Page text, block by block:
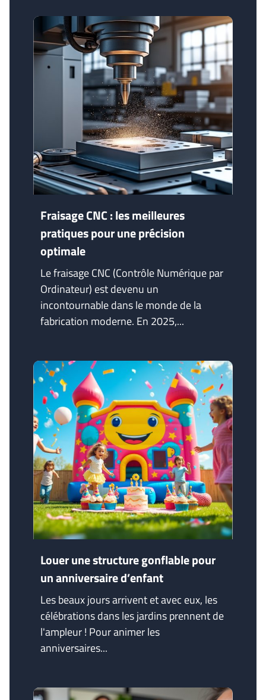
Fraisage CNC : les meilleures
pratiques pour une précision
optimale
Le fraisage CNC (Contrôle Numérique par
Ordinateur) est devenu un
incontournable dans le monde de la
fabrication moderne. En 2025,...
Louer une structure gonflable pour
un anniversaire d’enfant
Les beaux jours arrivent et avec eux, les
célébrations dans les jardins prennent de
l'ampleur ! Pour animer les
anniversaires...